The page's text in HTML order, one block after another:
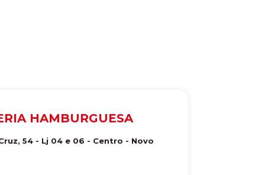
HAMBURGUESA
54 - Lj 04 e 06 - Centro - Novo